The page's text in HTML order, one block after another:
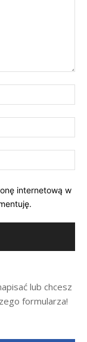
internetową w
lub chcesz
formularza!